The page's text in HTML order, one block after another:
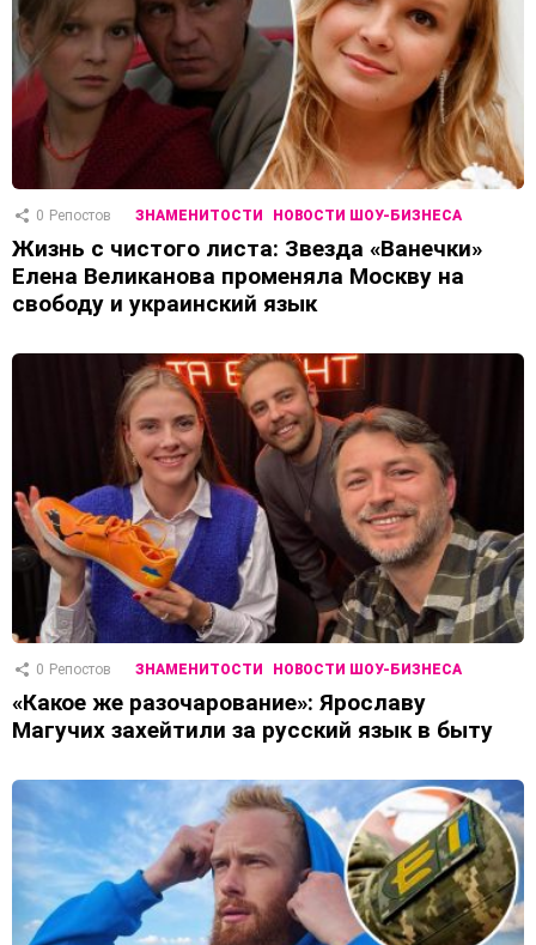
0 Репостов ЗНАМЕНИТОСТИ НОВОСТИ ШОУ-БИЗНЕСА
Жизнь с чистого листа: Звезда «Ванечки»
Елена Великанова променяла Москву на
свободу и украинский язык
0 Репостов ЗНАМЕНИТОСТИ НОВОСТИ ШОУ-БИЗНЕСА
«Какое же разочарование»: Ярославу
Магучих захейтили за русский язык в быту